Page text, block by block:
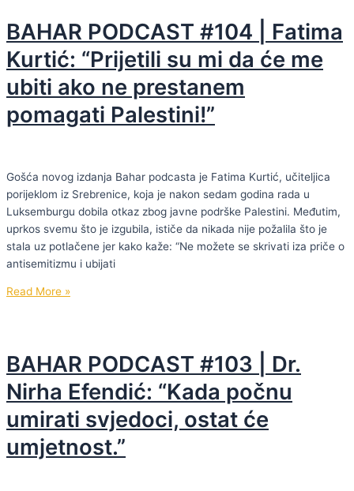
Vuglec
Mijović:
“Duhovno
nasilje
počinje
onda
vašom
savješću.”
BAHAR PODCAST #104 | Fatima
Kurtić: “Prijetili su mi da će me
ubiti ako ne prestanem
pomagati Palestini!”
Gošća novog izdanja Bahar podcasta je Fatima Kurtić, učiteljica
porijeklom iz Srebrenice, koja je nakon sedam godina rada u
Luksemburgu dobila otkaz zbog javne podrške Palestini. Međutim,
uprkos svemu što je izgubila, ističe da nikada nije požalila što je
stala uz potlačene jer kako kaže: “Ne možete se skrivati iza priče o
antisemitizmu i ubijati
BAHAR
Fatima
Kurtić:
“Prijetili
su
mi
da
Read More »
BAHAR PODCAST #103 | Dr.
Nirha Efendić: “Kada počnu
umirati svjedoci, ostat će
umjetnost.”